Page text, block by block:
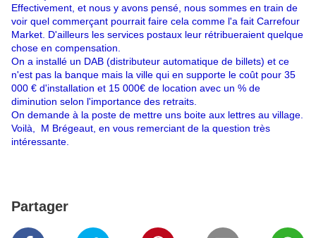
Effectivement, et nous y avons pensé, nous sommes en train de
voir quel commerçant pourrait faire cela comme l'a fait Carrefour
Market. D'ailleurs les services postaux leur rétribueraient quelque
chose en compensation.
On a installé un DAB (distributeur automatique de billets) et ce
n'est pas la banque mais la ville qui en supporte le coût pour 35
000 € d'installation et 15 000€ de location avec un % de
diminution selon l'importance des retraits.
On demande à la poste de mettre uns boite aux lettres au village.
Voilà, M Brégeaut, en vous remerciant de la question très
intéressante.
Partager